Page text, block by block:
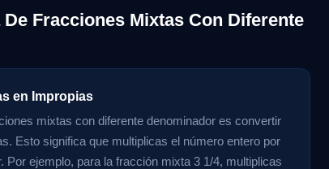
Fracciones Mixtas Con Diferente
en Impropias
mixtas con diferente denominador es convertir
Esto significa que multiplicas el número entero por
ejemplo, para la fracción mixta 3 1/4, multiplicas